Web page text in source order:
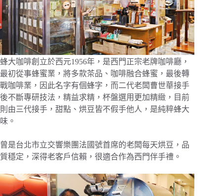
蜂大咖啡創立於西元1956年，是西門正宗老牌咖啡廳，
最初從事蜂蜜業，將多款茶品、咖啡融合蜂蜜，最後轉
戰咖啡業，因此名字有個蜂字，而二代老闆曹世華接手
後不斷專研技法，精益求精，杯盤選用更加精緻，目前
則由三代接手，甜點、烘豆皆不假手他人，是純粹蜂大
味。
曾是台北市立交響樂團法國號首席的老闆每天烘豆，品
質穩定，深得老客戶信賴，很適合作為西門伴手禮。